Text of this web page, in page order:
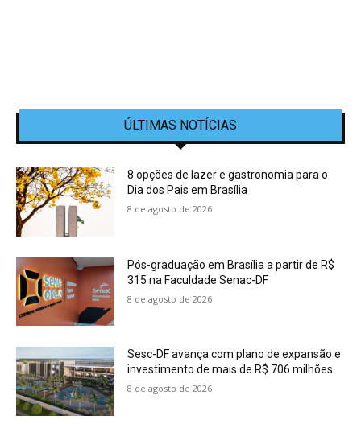
ÚLTIMAS NOTÍCIAS
8 opções de lazer e gastronomia para o
Dia dos Pais em Brasília
8 de agosto de 2026
Pós-graduação em Brasília a partir de R$
315 na Faculdade Senac-DF
8 de agosto de 2026
Sesc-DF avança com plano de expansão e
investimento de mais de R$ 706 milhões
8 de agosto de 2026